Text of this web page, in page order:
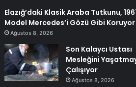
Elazığ’daki Klasik Araba Tutkunu,
Model Mercedes’i Gözü Gibi Koruyor
Ağustos 8, 2026
Son Kalaycı Ustası
Mesleğini
Çalışıyor
Ağustos 8, 2026